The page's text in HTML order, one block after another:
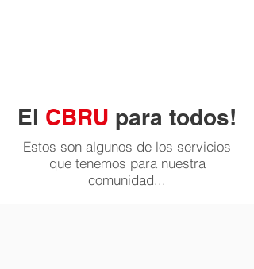
El CBRU para todos!
Estos son algunos de los servicios
que tenemos para nuestra
comunidad...